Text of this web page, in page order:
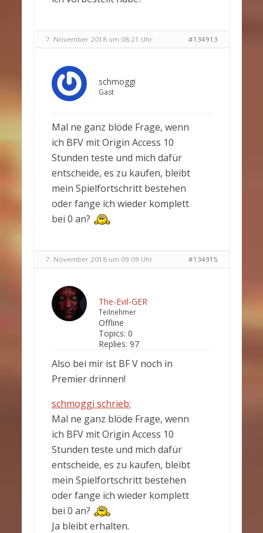
7. November 2018 um 08:21 Uhr #134913
schmoggi
Gast
Mal ne ganz blöde Frage, wenn
ich BFV mit Origin Access 10
Stunden teste und mich dafür
entscheide, es zu kaufen, bleibt
mein Spielfortschritt bestehen
oder fange ich wieder komplett
bei 0 an?
7. November 2018 um 09:09 Uhr #134915
The-Evil-GER
Teilnehmer
Offline
Topics: 0
Replies: 97
Also bei mir ist BF V noch in
Premier drinnen!
schmoggi schrieb:
Mal ne ganz blöde Frage, wenn
ich BFV mit Origin Access 10
Stunden teste und mich dafür
entscheide, es zu kaufen, bleibt
mein Spielfortschritt bestehen
oder fange ich wieder komplett
bei 0 an?
Ja bleibt erhalten.